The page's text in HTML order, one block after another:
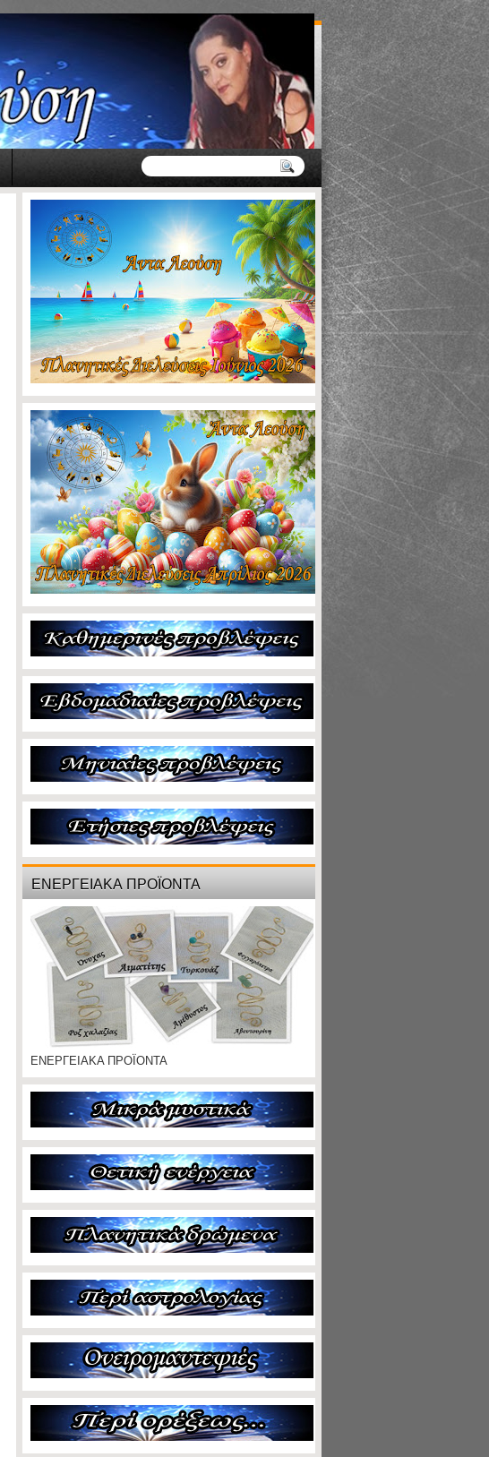
ΕΝΕΡΓΕΙΑΚΑ ΠΡΟΪΟΝΤΑ
ΕΝΕΡΓΕΙΑΚΑ ΠΡΟΪΟΝΤΑ